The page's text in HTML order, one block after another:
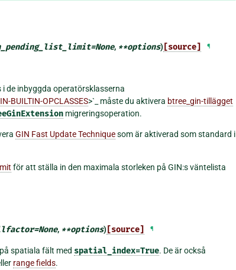
=None, **options) [source] ¶
de inbyggda operatörsklasserna
OPCLASSES>`_ måste du aktivera btree_gin-tillägget
migreringsoperation.
GIN Fast Update Techniquesom är aktiverad som standard i
för att ställa in den maximala storleken på GIN:s väntelista
=None, **options) [source] ¶
spatiala fält med spatial_index=True. De är också
range fields.